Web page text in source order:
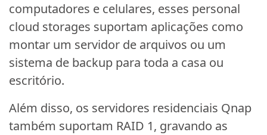
computadores e celulares, esses personal
cloud storages suportam aplicações como
montar um servidor de arquivos ou um
sistema de backup para toda a casa ou
escritório.
Além disso, os servidores residenciais Qnap
também suportam RAID 1, gravando as